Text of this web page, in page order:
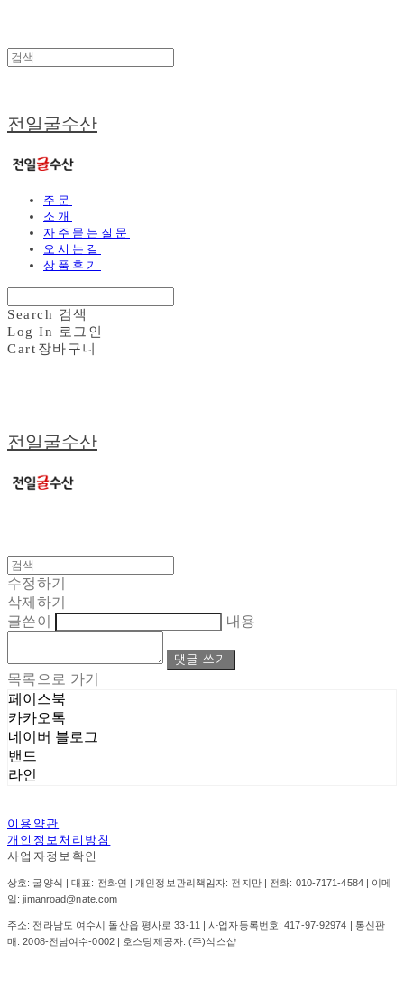
전일굴수산
주문
소개
자주묻는질문
오시는길
상품후기
Search 검색
Log In 로그인
Cart 장바구니
전일굴수산
수정하기
삭제하기
글쓴이
내용
댓글 쓰기
목록으로 가기
페이스북
카카오톡
네이버 블로그
밴드
라인
이용약관
개인정보처리방침
사업자정보확인
상호: 굴양식 | 대표: 전화연 | 개인정보관리책임자: 전지만 | 전화: 010-7171-4584 | 이메
일: jimanroad@nate.com
주소: 전라남도 여수시 돌산읍 평사로 33-11 | 사업자등록번호:417-97-92974 | 통신판
매:2008-전남여수-0002| 호스팅제공자: (주)식스샵